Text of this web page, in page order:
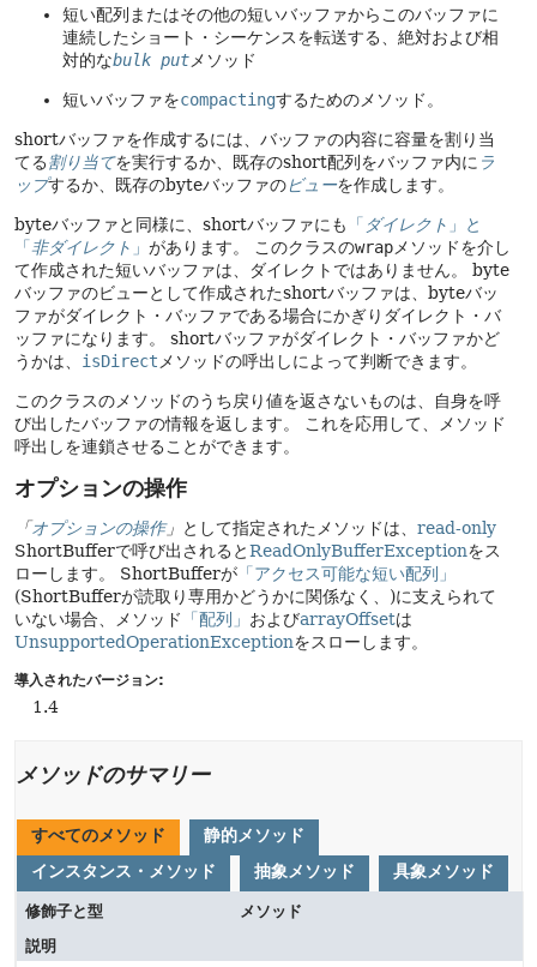
短い配列またはその他の短いバッファからこのバッファに
連続したショート・シーケンスを転送する、絶対および相
対的なbulk put メソッド
短いバッファをcompactingするためのメソッド。
shortバッファを作成するには、バッファの内容に容量を割り当
てる割り当てを実行するか、既存のshort配列をバッファ内に ラ
ップするか、既存のbyteバッファのビューを作成します。
byteバッファと同様に、shortバッファにも 「 ダイレクト 」と
「非ダイレクト 」 があります。 このクラスのwrap メソッドを介し
て作成された短いバッファは、ダイレクトではありません。
byte
バッファのビューとして作成されたshortバッファは、byteバッ
ファがダイレクト・バッファである場合にかぎりダイレクト・バ
ッファになります。
shortバッファがダイレクト・バッファかど
うかは、 isDirect メソッドの呼出しによって判断できます。
このクラスのメソッドのうち戻り値を返さないものは、自身を呼
び出したバッファの情報を返します。
これを応用して、メソッド
呼出しを連鎖させることができます。
オプションの操作
「オプションの操作」 として指定されたメソッドは、 read-only
ShortBufferで呼び出されるとReadOnlyBufferExceptionをス
ローします。
ShortBufferが 「アクセス可能な短い配列」
(ShortBufferが読取り専用かどうかに関係なく、)に支えられて
いない場合、メソッド
「配列」 およびarrayOffsetは
UnsupportedOperationExceptionをスローします。
導入されたバージョン:
1.4
メソッドのサマリー
すべてのメソッド
静的メソッド
インスタンス・メソッド
抽象メソッド 具象メソッド
修飾子と型
メソッド
説明